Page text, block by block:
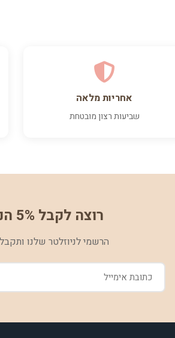
אחריות מלאה
שביעות רצון מובטחת
רוצה לקבל 5% הנחה במתנה?
הרשמי לניוזלטר שלנו